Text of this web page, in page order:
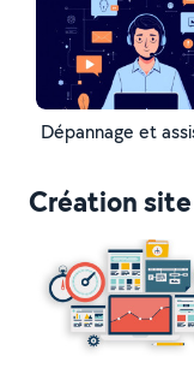
Dépannage et
Création